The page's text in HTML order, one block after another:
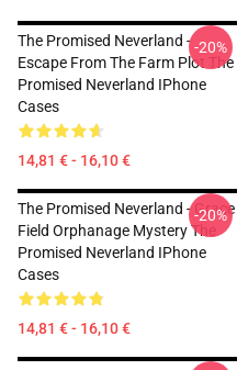
The Promised Neverland -
Escape From The Farm Plot The
Promised Neverland IPhone
Cases
14,81 € - 16,10 €
-20%
The Promised Neverland - Grace
Field Orphanage Mystery The
Promised Neverland IPhone
Cases
14,81 € - 16,10 €
-20%